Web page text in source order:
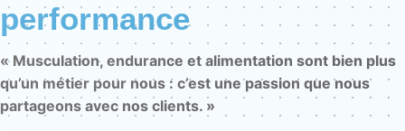
performance
« Musculation, endurance et alimentation sont bien plus
qu’un métier pour nous : c’est une passion que nous
partageons avec nos clients. »